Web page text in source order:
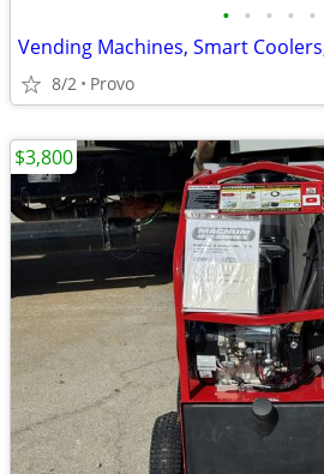
• • • • •
Vending Machines, Smart
8/2 Provo
$3,800